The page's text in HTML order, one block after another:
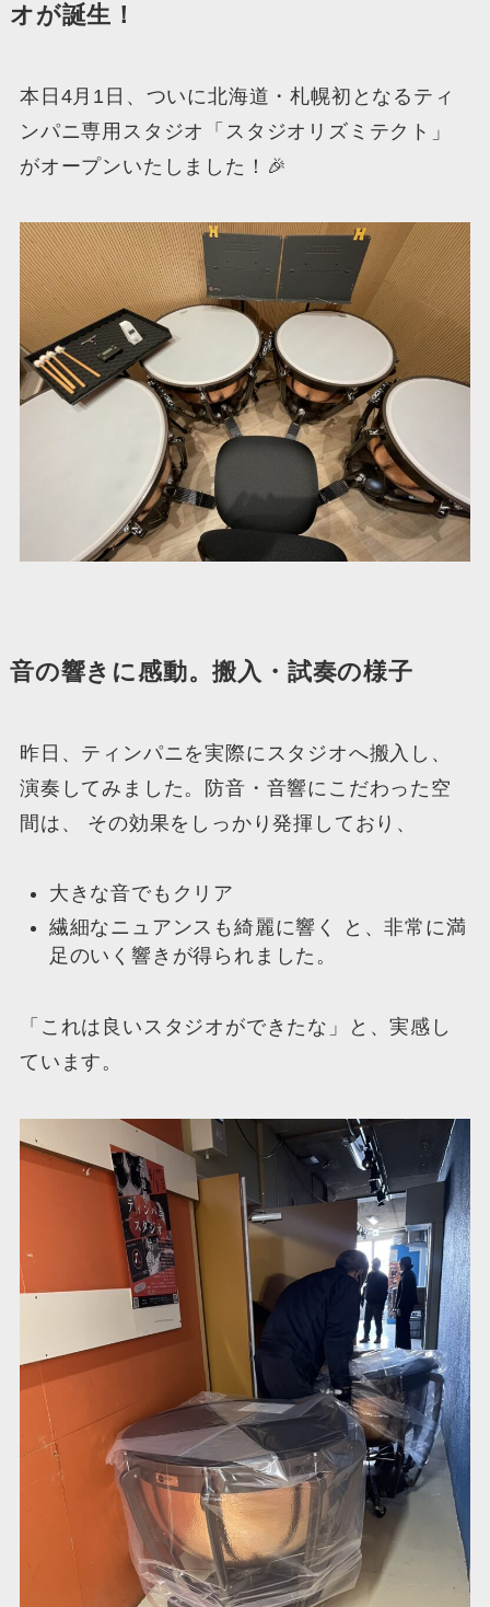
オが誕生！
本日4月1日、ついに北海道・札幌初となるティ
ンパニ専用スタジオ「スタジオリズミテクト」
がオープンいたしました！🎉
音の響きに感動。搬入・試奏の様子
昨日、ティンパニを実際にスタジオへ搬入し、
演奏してみました。防音・音響にこだわった空
間は、 その効果をしっかり発揮しており、
大きな音でもクリア
繊細なニュアンスも綺麗に響く と、非常に満
足のいく響きが得られました。
「これは良いスタジオができたな」と、実感し
ています。